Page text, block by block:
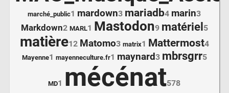
marché_public1 mardown3 mariadb4 marin3
Markdown2 MARL1 Mastodon9 matériel5
matière12 Matomo3 matrix1 Mattermost4
Mayenne1 mayenneculture.fr1 maynard3 mbrsgrr5
MD1 mécénat578